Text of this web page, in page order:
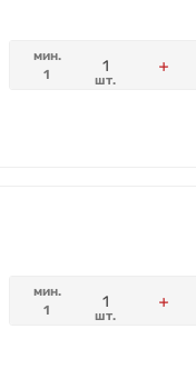
мин.
1
шт.
мин.
1
шт.